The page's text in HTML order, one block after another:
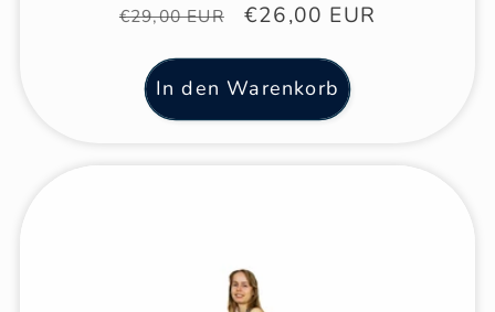
Normaler
€29,00 EUR Verkaufspreis
€26,00 EUR
In den Warenkorb